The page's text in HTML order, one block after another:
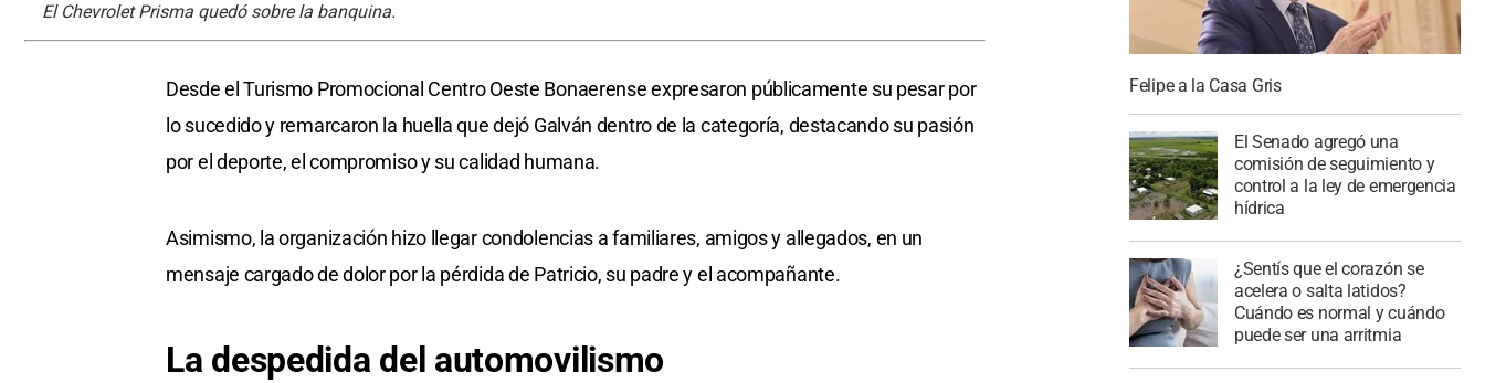
El Chevrolet Prisma quedó sobre la banquina.
Desde el Turismo Promocional Centro Oeste Bonaerense expresaron públicamente su pesar por
lo sucedido y remarcaron la huella que dejó Galván dentro de la categoría, destacando su pasión
por el deporte, el compromiso y su calidad humana.
Asimismo, la organización hizo llegar condolencias a familiares, amigos y allegados, en un
mensaje cargado de dolor por la pérdida de Patricio, su padre y el acompañante.
La despedida del automovilismo
Felipe a la Casa Gris
El Senado agregó una
comisión de seguimiento y
control a la ley de emergencia
hídrica
¿Sentís que el corazón se
acelera o salta latidos?
Cuándo es normal y cuándo
puede ser una arritmia